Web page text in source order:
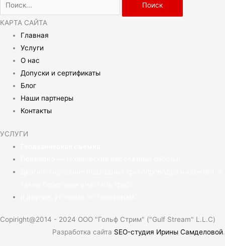
КАРТА САЙТА
Главная
Услуги
О нас
Допуски и сертификаты
Блог
Наши партнеры
Контакты
УСЛУГИ
Copiright@2014 - 2024 ООО "Гольф Стрим" ("Gulf Stream" L.L.C)
Разработка сайта SEO-студия Ирины Самделовой.